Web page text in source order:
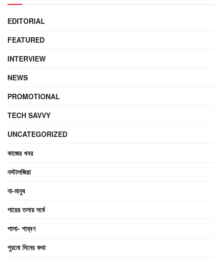
EDITORIAL
FEATURED
INTERVIEW
NEWS
PROMOTIONAL
TECH SAVVY
UNCATEGORIZED
কাজের খবর
নস্টালজিয়া
না-মানুষ
পায়ের তলায় সর্ষে
পালা- পাব্বণ
পুরনো দিনের কথা